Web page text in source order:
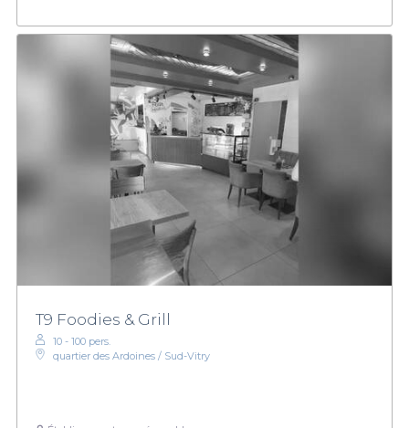
T9 Foodies & Grill
10 - 100 pers.
quartier des Ardoines / Sud-Vitry